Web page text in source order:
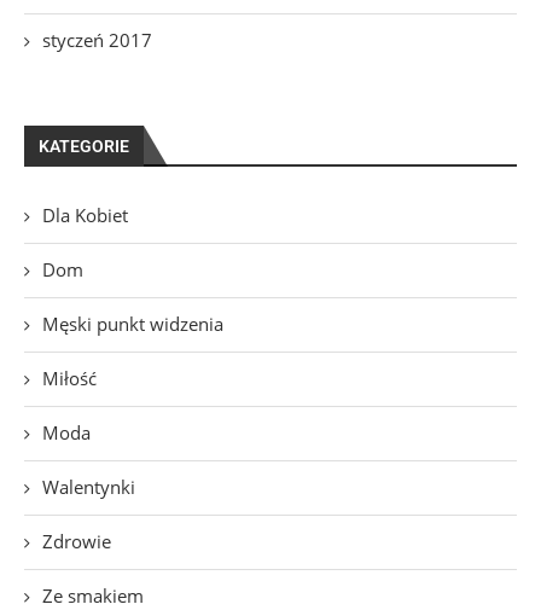
styczeń 2017
KATEGORIE
Dla Kobiet
Dom
Męski punkt widzenia
Miłość
Moda
Walentynki
Zdrowie
Ze smakiem